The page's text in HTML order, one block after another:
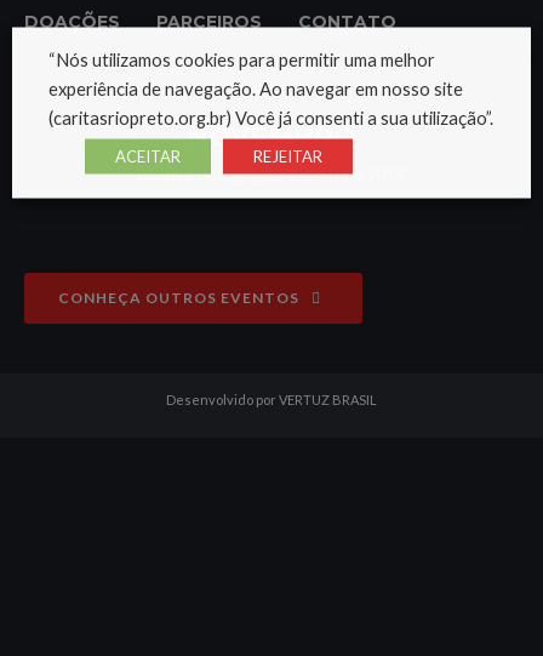
DOAÇÕES PARCEIROS CONTATO
NOVEMBRO
Mostra Pedagógica e Cultural 2018
CONHEÇA OUTROS EVENTOS
Desenvolvido por VERTUZ BRASIL
“Nós utilizamos cookies para permitir uma melhor
experiência de navegação. Ao navegar em nosso site
(caritasriopreto.org.br) Você já consenti a sua utilização”.
ACEITAR REJEITAR